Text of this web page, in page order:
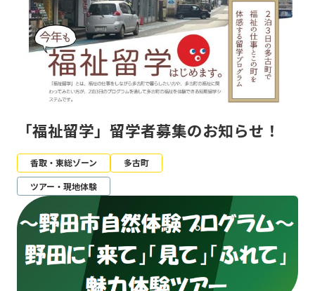
「福祉留学」留学者募集のお知らせ！
香取・東総ゾーン
多古町
ツアー・現地体験